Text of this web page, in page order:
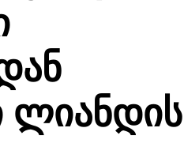
ლიანდის